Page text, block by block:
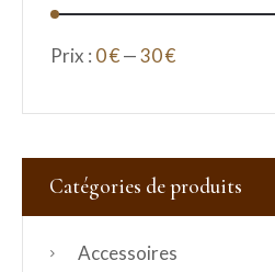
Prix : 0 €—30 €
Catégories de produits
Accessoires